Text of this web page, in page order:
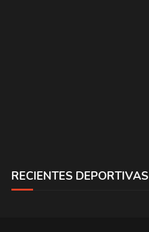
RECIENTES DEPORTIVAS